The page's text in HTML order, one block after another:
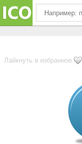
Лайкнуть в избранное